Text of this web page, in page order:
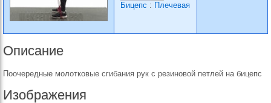
Бицепс : Плечевая
Описание
Поочередные молотковые сгибания рук с резиновой петлей на бицепс
Изображения